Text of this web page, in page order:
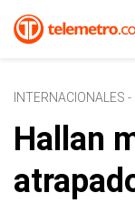
INTERNACIONALES -
Hallan